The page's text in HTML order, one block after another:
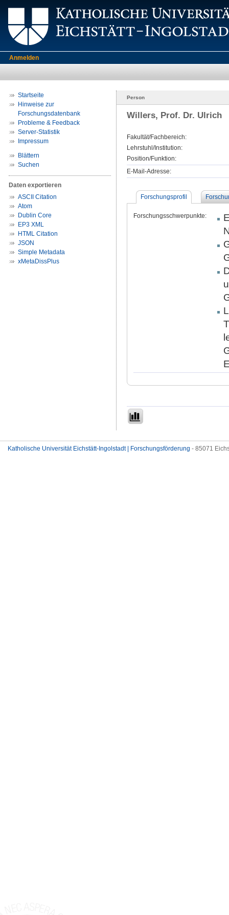
Anmelden
Startseite
Hinweise zur
Forschungsdatenbank
Probleme & Feedback
Server-Statistik
Impressum
Blättern
Suchen
Daten exportieren
ASCII Citation
Atom
Dublin Core
EP3 XML
HTML Citation
JSON
Simple Metadata
xMetaDissPlus
Person
Willers, Prof. Dr. Ulrich
Fakultät/Fachbereich:
Lehrstuhl/Institution:
Position/Funktion:
E-Mail-Adresse:
Forschungsprofil
Forschungsschwerpunkte:
Katholische Universität Eichstätt-Ingolstadt | Forschungsförderung - 85071